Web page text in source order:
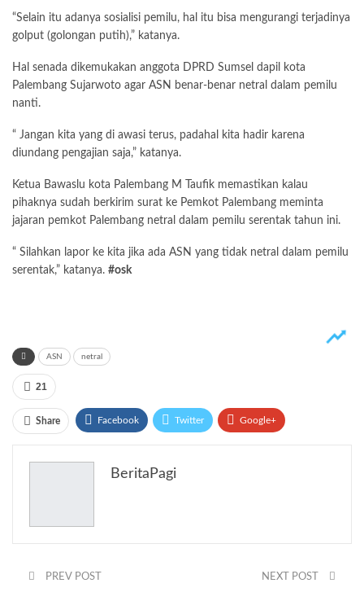
“Selain itu adanya sosialisi pemilu, hal itu bisa mengurangi terjadinya
golput (golongan putih),” katanya.
Hal senada dikemukakan anggota DPRD Sumsel dapil kota
Palembang Sujarwoto agar ASN benar-benar netral dalam pemilu
nanti.
“ Jangan kita yang di awasi terus, padahal kita hadir karena
diundang pengajian saja,” katanya.
Ketua Bawaslu kota Palembang M Taufik memastikan kalau
pihaknya sudah berkirim surat ke Pemkot Palembang meminta
jajaran pemkot Palembang netral dalam pemilu serentak tahun ini.
“ Silahkan lapor ke kita jika ada ASN yang tidak netral dalam pemilu
serentak,” katanya. #osk
ASN netral
21
Share Facebook Twitter Google+
BeritaPagi
PREV POST NEXT POST